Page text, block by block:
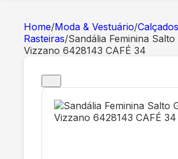
Home/Moda & Vestuário/Calçados
Rasteiras/Sandália Feminina
Vizzano 6428143 CAFÉ 34